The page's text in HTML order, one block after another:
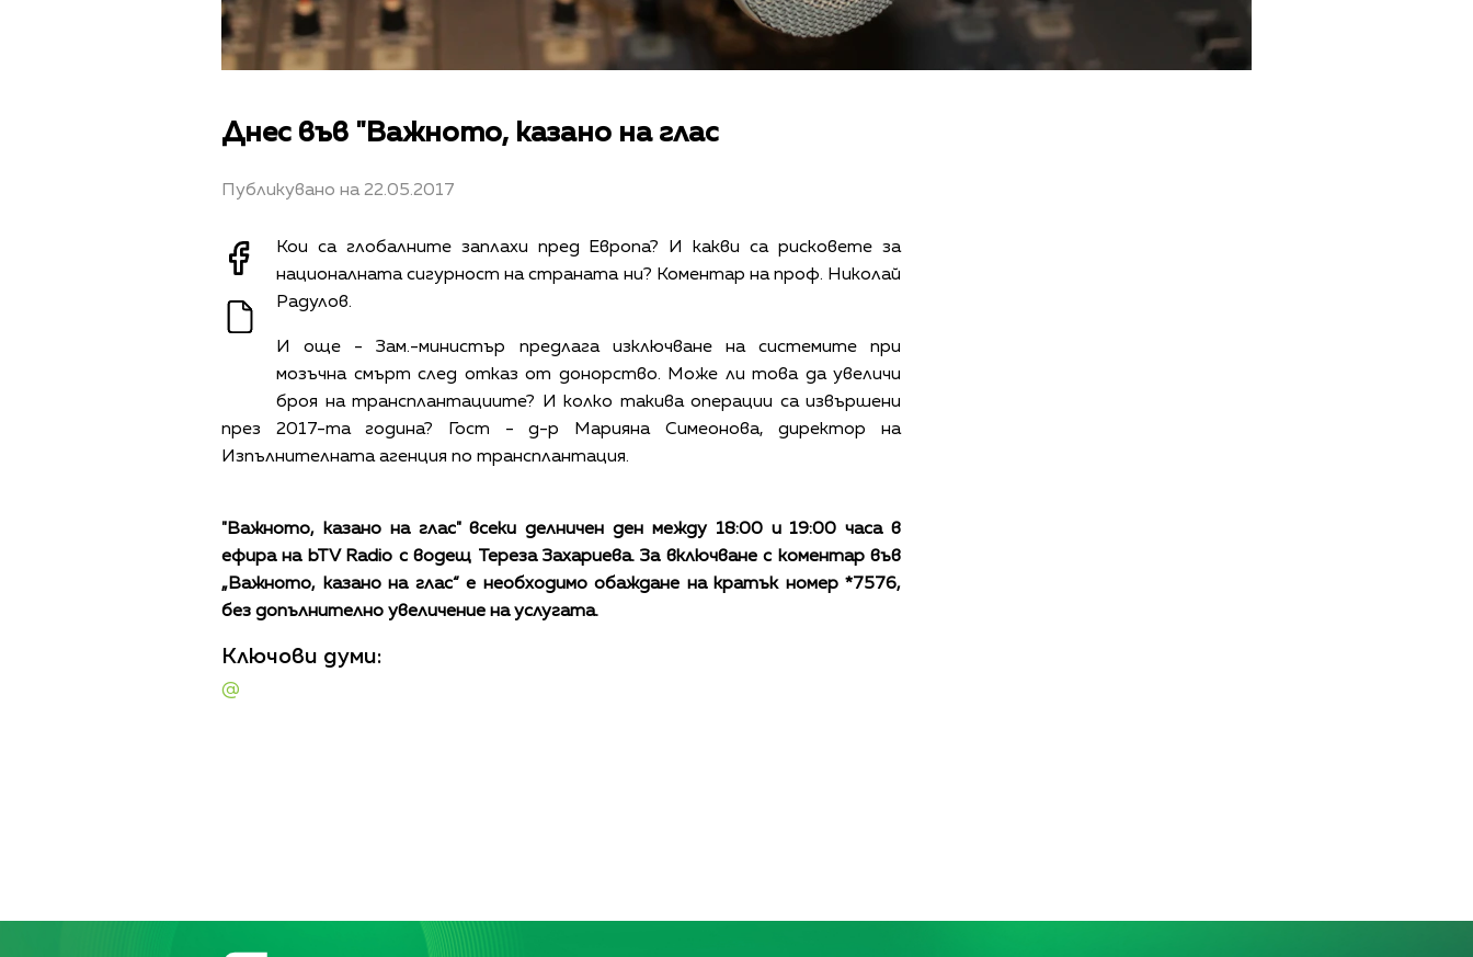
Днес във "Важното, казано на глас
Публикувано на 22.05.2017
Кои са глобалните заплахи пред Европа? И какви са рисковете за
националната сигурност на страната ни? Коментар на проф. Николай
Радулов.
И още - Зам.-министър предлага изключване на системите при
мозъчна смърт след отказ от донорство. Може ли това да увеличи
броя на трансплантациите? И колко такива операции са извършени
през 2017-та година? Гост - д-р Марияна Симеонова, директор на
Изпълнителната агенция по трансплантация.
"Важното, казано на глас" всеки делничен ден между 18:00 и 19:00 часа в
ефира на bTV Radio с водещ Тереза Захариева. За включване с коментар във
„Важното, казано на глас“ е необходимо обаждане на кратък номер *7576,
без допълнително увеличение на услугата.
Ключови думи:
@